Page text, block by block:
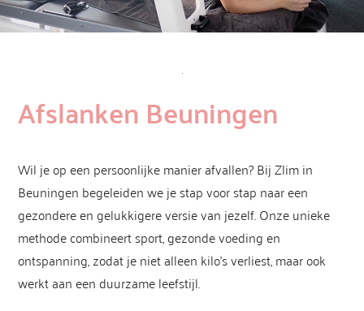
Afslanken Beuningen
Wil je op een persoonlijke manier afvallen? Bij Zlim in
Beuningen begeleiden we je stap voor stap naar een
gezondere en gelukkigere versie van jezelf. Onze unieke
methode combineert sport, gezonde voeding en
ontspanning, zodat je niet alleen kilo’s verliest, maar ook
werkt aan een duurzame leefstijl.